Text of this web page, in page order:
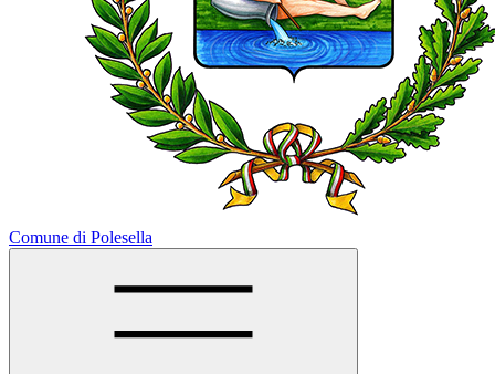
Comune di Polesella